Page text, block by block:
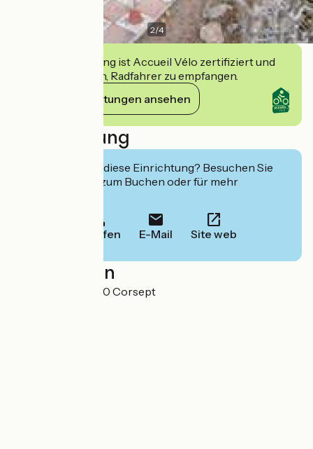
2/4
Diese Einrichtung ist Accueil Vélo zertifiziert und
verpflichtet sich, Radfahrer zu empfangen.
Ihre Verpflichtungen ansehen
Beschreibung
Interessiert Sie diese Einrichtung? Besuchen Sie
deren Website zum Buchen oder für mehr
Anrufen E-Mail Site web
Localisation
L'Espérance 44560 Corsept